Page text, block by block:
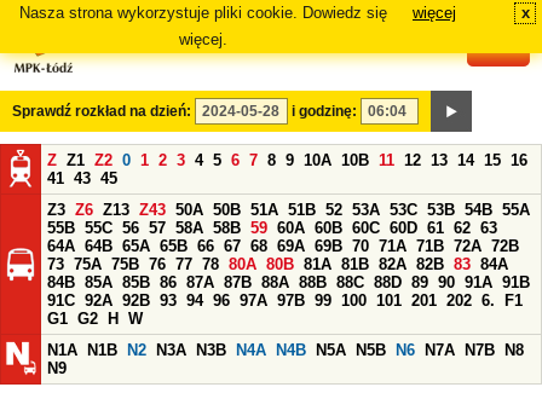
Nasza strona wykorzystuje pliki cookie. Dowiedz się
więcej.
więcej x
Sprawdź rozkład na dzień: i godzinę:
Z Z1 Z2 0 1 2 3 4 5 6 7 8 9 10A 10B 11 12 13 14 15 16
41 43 45
Z3 Z6 Z13 Z43 50A 50B 51A 51B 52 53A 53C 53B 54B 55A
55B 55C 56 57 58A 58B 59 60A 60B 60C 60D 61 62 63
64A 64B 65A 65B 66 67 68 69A 69B 70 71A 71B 72A 72B
73 75A 75B 76 77 78 80A 80B 81A 81B 82A 82B 83 84A
84B 85A 85B 86 87A 87B 88A 88B 88C 88D 89 90 91A 91B
91C 92A 92B 93 94 96 97A 97B 99 100 101 201 202 6.
F1
G1 G2 H
W
N1A
N1B N2 N3A N3B N4A N4B N5A N5B N6 N7A N7B
N8
N9